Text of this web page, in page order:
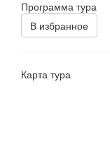
Программа тура
В избранное
Карта тура